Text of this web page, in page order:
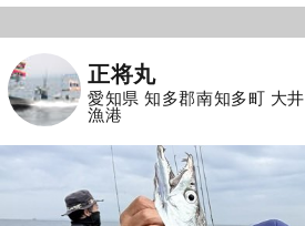
正将丸
愛知県 知多郡南知多町 大井
漁港